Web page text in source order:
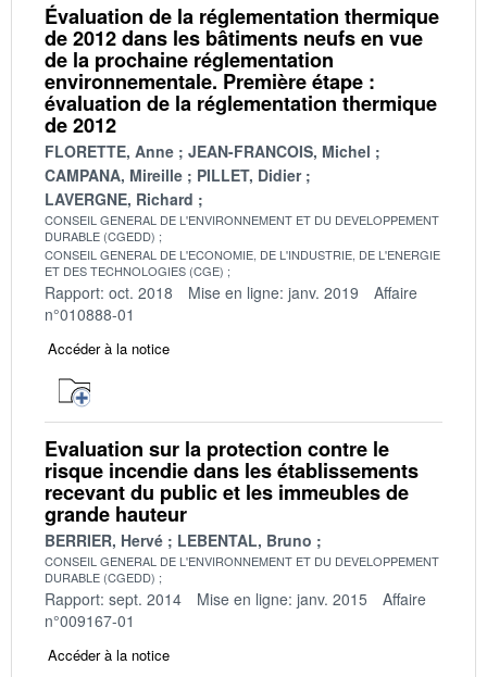
Évaluation de la réglementation thermique
de 2012 dans les bâtiments neufs en vue
de la prochaine réglementation
environnementale. Première étape :
évaluation de la réglementation thermique
de 2012
FLORETTE, Anne
JEAN-FRANCOIS, Michel
CAMPANA, Mireille
PILLET, Didier
LAVERGNE, Richard
CONSEIL GENERAL DE L'ENVIRONNEMENT ET DU DEVELOPPEMENT
DURABLE (CGEDD)
CONSEIL GENERAL DE L'ECONOMIE, DE L'INDUSTRIE, DE L'ENERGIE
ET DES TECHNOLOGIES (CGE)
Rapport: oct. 2018 Mise en ligne: janv. 2019
Affaire
n°010888-01
Accéder à la notice
Evaluation sur la protection contre le
risque incendie dans les établissements
recevant du public et les immeubles de
grande hauteur
BERRIER, Hervé LEBENTAL, Bruno
CONSEIL GENERAL DE L'ENVIRONNEMENT ET DU DEVELOPPEMENT
DURABLE (CGEDD)
Rapport: sept. 2014 Mise en ligne: janv. 2015
Affaire
n°009167-01
Accéder à la notice